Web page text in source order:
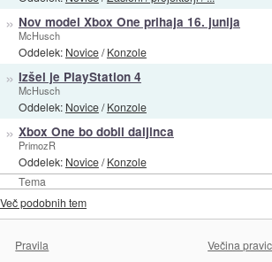
Tema
» Nov model Xbox One prihaja 16. junija
McHusch
Oddelek: Novice/Konzole
» Izšel je PlayStation 4
McHusch
Oddelek: Novice/Konzole
» Xbox One bo dobil daljinca
PrimozR
Oddelek: Novice/Konzole
Več podobnih tem
Pravila Večina